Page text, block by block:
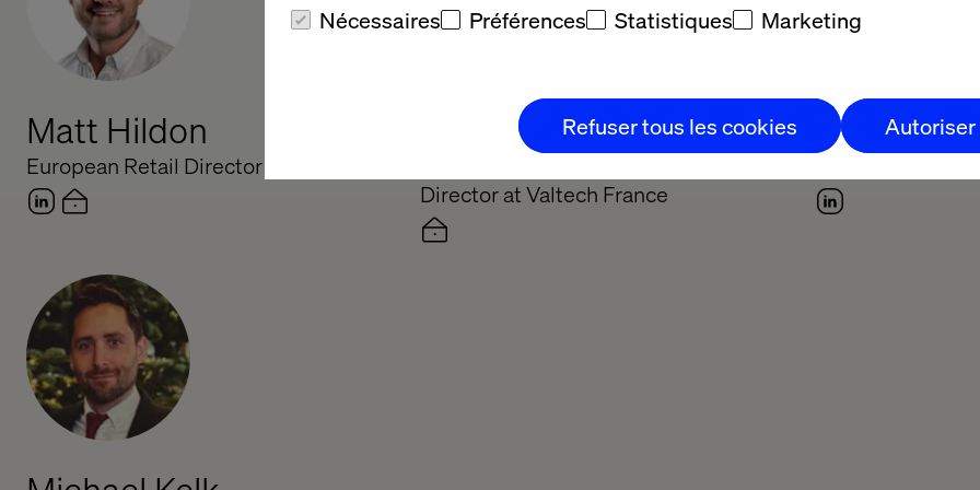
Nécessaires Préférences Statistiques Marketing
Refuser tous les cookies Autoriser
Matt Hildon
European Retail Director
Pascal Malotti
Director at Valtech France
Kiran